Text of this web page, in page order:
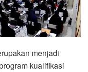
menjadi
kualifikasi